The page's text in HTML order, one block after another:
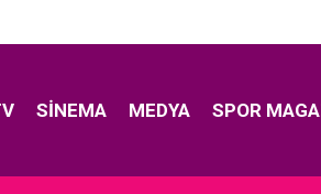
SINEMA MEDYA SPOR